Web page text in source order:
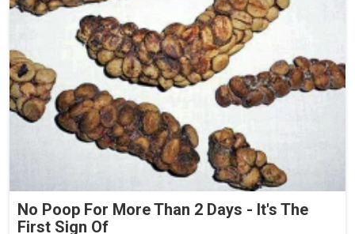
No Poop For More Than 2 Days - It's The
First Sign Of